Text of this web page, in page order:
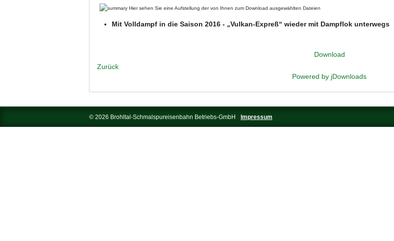
Hier sehen Sie eine Aufstellung der von Ihnen zum Download ausgewählten Dateien
Mit Volldampf in die Saison 2016 - „Vulkan-Expreß“ wieder mit Dampflok unterwegs
Download
Zurück
Powered by jDownloads
© 2026 Brohltal-Schmalspureisenbahn Betriebs-GmbH Impressum